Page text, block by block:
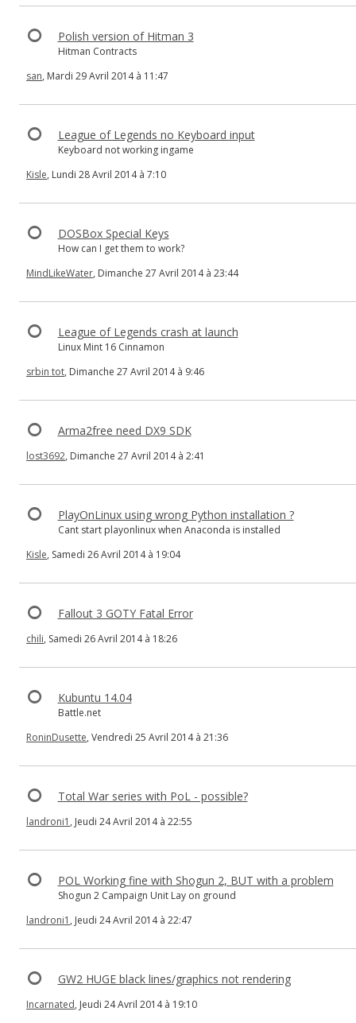
Polish version of Hitman 3
Hitman Contracts
san, Mardi 29 Avril 2014 à 11:47
League of Legends no Keyboard input
Keyboard not working ingame
Kisle, Lundi 28 Avril 2014 à 7:10
DOSBox Special Keys
How can I get them to work?
MindLikeWater, Dimanche 27 Avril 2014 à 23:44
League of Legends crash at launch
Linux Mint 16 Cinnamon
srbin tot, Dimanche 27 Avril 2014 à 9:46
Arma2free need DX9 SDK
lost3692, Dimanche 27 Avril 2014 à 2:41
PlayOnLinux using wrong Python installation ?
Cant start playonlinux when Anaconda is installed
Kisle, Samedi 26 Avril 2014 à 19:04
Fallout 3 GOTY Fatal Error
chili, Samedi 26 Avril 2014 à 18:26
Kubuntu 14.04
Battle.net
RoninDusette, Vendredi 25 Avril 2014 à 21:36
Total War series with PoL - possible?
landroni1 , Jeudi 24 Avril 2014 à 22:55
POL Working fine with Shogun 2, BUT with a problem
Shogun 2 Campaign Unit Lay on ground
landroni1 , Jeudi 24 Avril 2014 à 22:47
GW2 HUGE black lines/graphics not rendering
Incarnated, Jeudi 24 Avril 2014 à 19:10